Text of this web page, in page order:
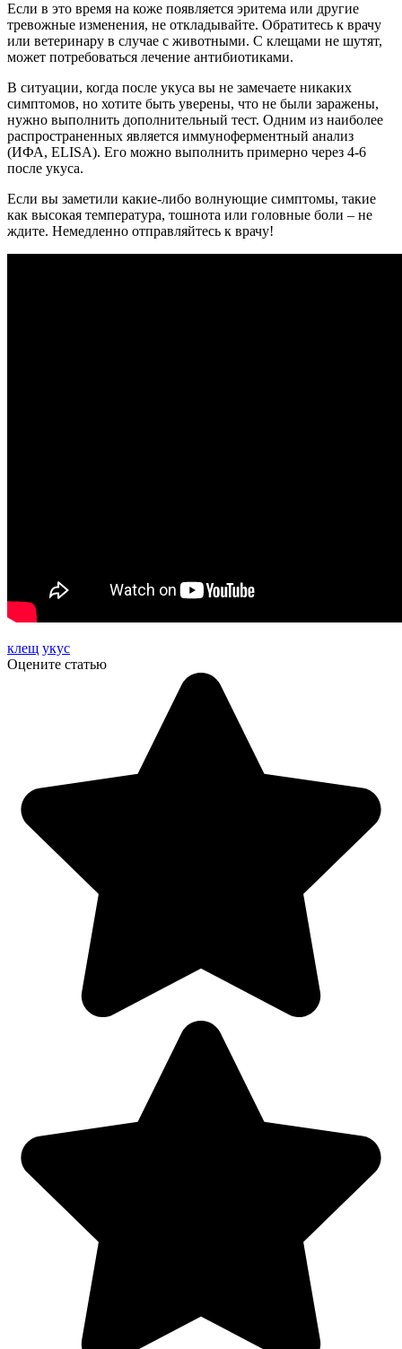
Если в это время на коже появляется эритема или другие
тревожные изменения, не откладывайте. Обратитесь к врачу
или ветеринару в случае с животными. С клещами не шутят,
может потребоваться лечение антибиотиками.
В ситуации, когда после укуса вы не замечаете никаких
симптомов, но хотите быть уверены, что не были заражены,
нужно выполнить дополнительный тест. Одним из наиболее
распространенных является иммуноферментный анализ
(ИФА, ELISA). Его можно выполнить примерно через 4-6
после укуса.
Если вы заметили какие-либо волнующие симптомы, такие
как высокая температура, тошнота или головные боли – не
ждите. Немедленно отправляйтесь к врачу!
клещ укус
Оцените статью